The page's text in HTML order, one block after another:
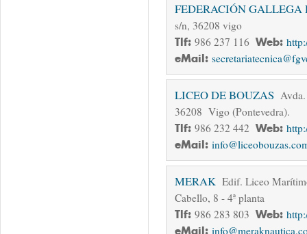
FEDERACIÓN
s/n, 36208 vigo
Tlf: 986 237 116 Web:
eMail:
LICEO DE BOUZAS
36208 Vigo (Pontevedra).
Tlf: 986 232 442 Web:
eMail:
MERAK Edif. Liceo
Cabello, 8 - 4ª planta
Tlf: 986 283 803 Web:
eMail: